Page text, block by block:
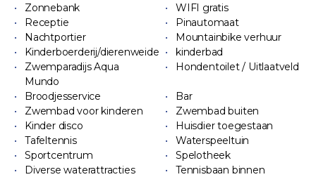
Zonnebank
WIFI gratis
Receptie
Pinautomaat
Nachtportier
Mountainbike verhuur
Kinderboerderij/dierenweide
kinderbad
Zwemparadijs Aqua
Mundo
Hondentoilet / Uitlaatveld
Broodjesservice
Bar
Zwembad voor kinderen
Zwembad buiten
Kinder disco
Huisdier toegestaan
Tafeltennis
Waterspeeltuin
Sportcentrum
Spelotheek
Diverse waterattracties
Tennisbaan binnen